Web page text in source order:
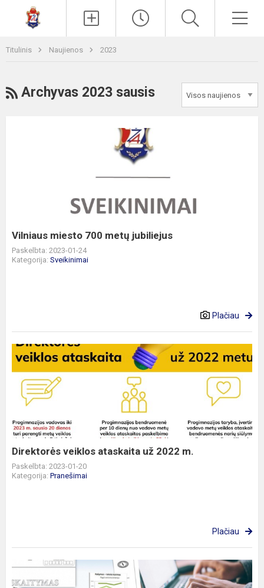
Titulinis Naujienos 2023
RSS
Archyvas 2023 sausis
Vilniaus miesto 700 metų jubiliejus
Paskelbta: 2023-01-24
Kategorija: Sveikinimai
Plačiau
Direktorės
veiklos
ataskaita
2022
m.
Direktorės veiklos ataskaita už 2022 m.
Paskelbta: 2023-01-20
Kategorija: Pranešimai
Plačiau
Informacija
8